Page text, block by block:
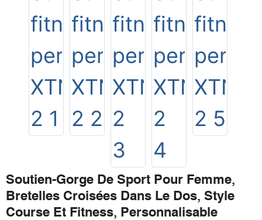
Soutien-Gorge De Sport Pour Femme,
Bretelles Croisées Dans Le Dos, Style
Course Et Fitness, Personnalisable